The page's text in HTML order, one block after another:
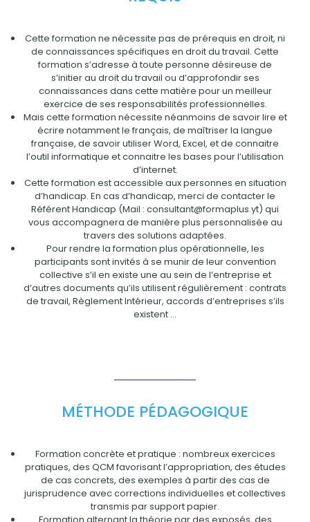
Cette formation ne nécessite pas de prérequis en droit, ni
de connaissances spécifiques en droit du travail. Cette
formation s’adresse à toute personne désireuse de
s’initier au droit du travail ou d’approfondir ses
connaissances dans cette matière pour un meilleur
exercice de ses responsabilités professionnelles.
Mais cette formation nécessite néanmoins de savoir lire et
écrire notamment le français, de maîtriser la langue
française, de savoir utiliser Word, Excel, et de connaitre
l’outil informatique et connaitre les bases pour l’utilisation
d’internet.
Cette formation est accessible aux personnes en situation
d’handicap. En cas d’handicap, merci de contacter le
Référent Handicap (Mail : consultant@formaplus.yt) qui
vous accompagnera de manière plus personnalisée au
travers des solutions adaptées.
Pour rendre la formation plus opérationnelle, les
participants sont invités à se munir de leur convention
collective s’il en existe une au sein de l’entreprise et
d’autres documents qu’ils utilisent régulièrement : contrats
de travail, Règlement Intérieur, accords d’entreprises s’ils
existent …
MÉTHODE PÉDAGOGIQUE
Formation concrète et pratique : nombreux exercices
pratiques, des QCM favorisant l’appropriation, des études
de cas concrets, des exemples à partir des cas de
jurisprudence avec corrections individuelles et collectives
transmis par support papier.